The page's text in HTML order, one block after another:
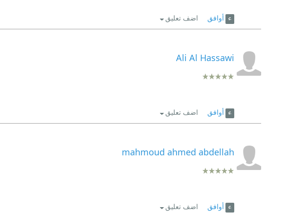
أوافق اضف تعليق
Ali Al Hassawi
أوافق اضف تعليق
mahmoud ahmed abdellah
أوافق اضف تعليق